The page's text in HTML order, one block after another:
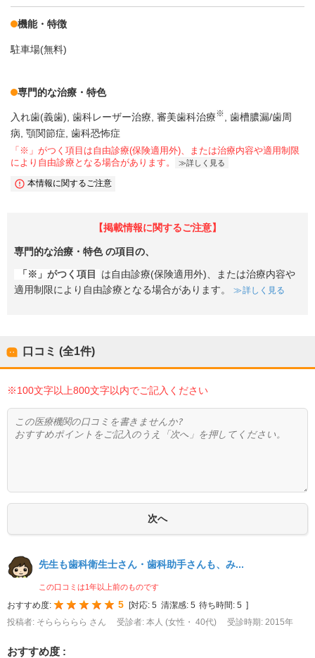
機能・特徴
駐車場(無料)
専門的な治療・特色
入れ歯(義歯) 歯科レーザー治療 審美歯科治療※
歯槽膿漏/歯周
病 顎関節症 歯科恐怖症
「※」がつく項目は自由診療(保険適用外)、または治療内容や適用制限
により自由診療となる場合があります。
詳しく見る
本情報に関するご注意
【掲載情報に関するご注意】
専門的な治療・特色の項目の、
「※」がつく項目
は自由診療(保険適用外)、または治療内容や
適用制限により自由診療となる場合があります。
詳しく見る
口コミ (全1件)
※100文字以上800文字以内でご記入ください
先生も歯科衛生士さん・歯科助手さんも、み...
この口コミは1年以上前のものです
おすすめ度: 5 対応: 5 清潔感: 5 待ち時間: 5
投稿者: そららららら さん
受診者: 本人 (女性・ 40代) 受診時期: 2015年
おすすめ度 :